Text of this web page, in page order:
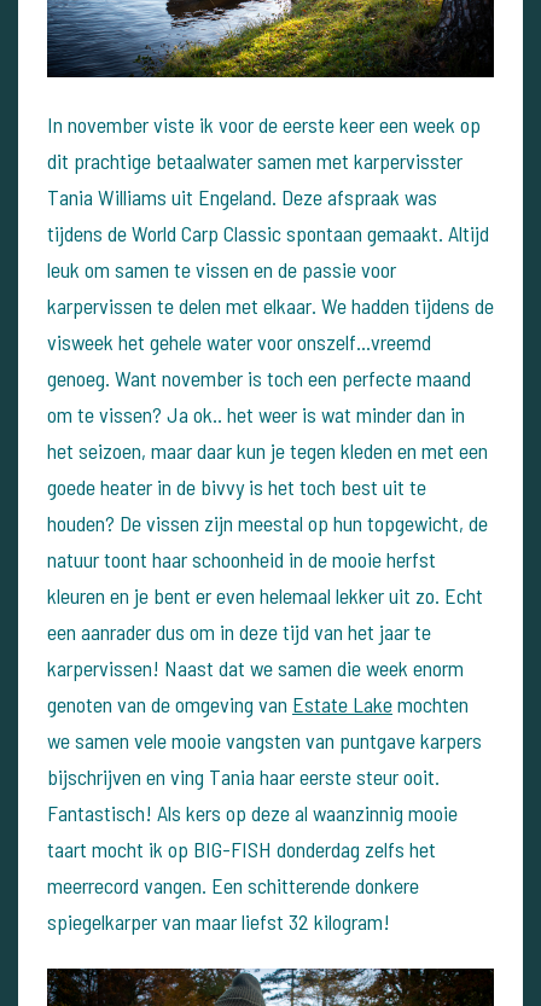
In november viste ik voor de eerste keer een week op
dit prachtige betaalwater samen met karpervisster
Tania Williams uit Engeland. Deze afspraak was
tijdens de World Carp Classic spontaan gemaakt. Altijd
leuk om samen te vissen en de passie voor
karpervissen te delen met elkaar. We hadden tijdens de
visweek het gehele water voor onszelf...vreemd
genoeg. Want november is toch een perfecte maand
om te vissen? Ja ok.. het weer is wat minder dan in
het seizoen, maar daar kun je tegen kleden en met een
goede heater in de bivvy is het toch best uit te
houden? De vissen zijn meestal op hun topgewicht, de
natuur toont haar schoonheid in de mooie herfst
kleuren en je bent er even helemaal lekker uit zo. Echt
een aanrader dus om in deze tijd van het jaar te
karpervissen! Naast dat we samen die week enorm
genoten van de omgeving van Estate Lakemochten
we samen vele mooie vangsten van puntgave karpers
bijschrijven en ving Tania haar eerste steur ooit.
Fantastisch! Als kers op deze al waanzinnig mooie
taart mocht ik op BIG-FISH donderdag zelfs het
meerrecord vangen. Een schitterende donkere
spiegelkarper van maar liefst 32 kilogram!